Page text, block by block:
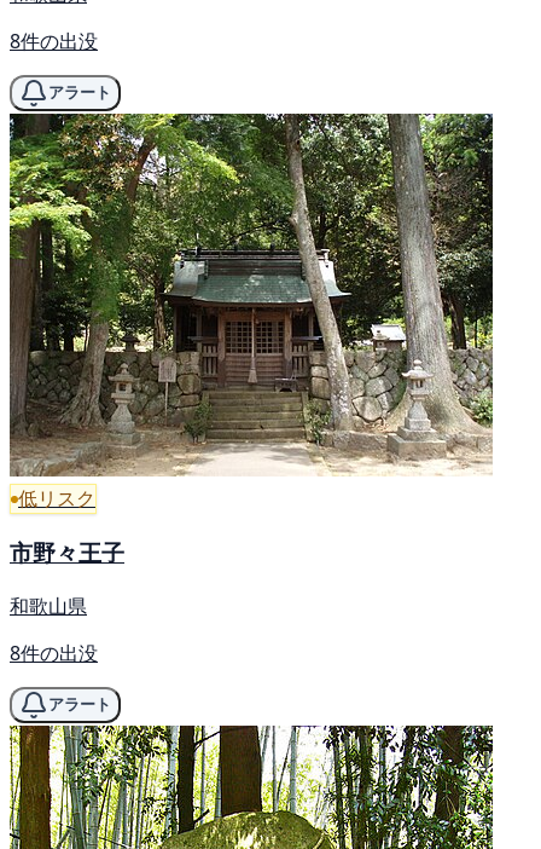
8件の出没
アラート
低リスク
市野々王子
和歌山県
8件の出没
アラート